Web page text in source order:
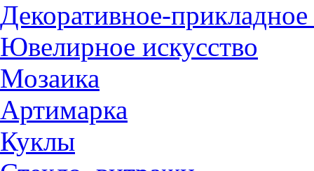
Декоративное-прикладное
Ювелирное искусство
Мозаика
Артимарка
Куклы